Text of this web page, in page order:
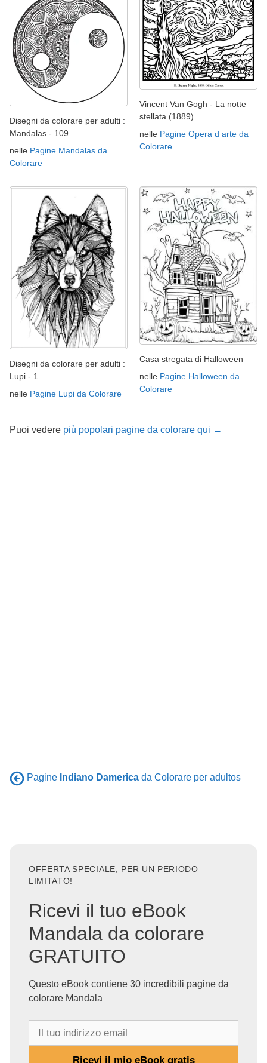
Disegni da colorare per adulti :
Mandalas - 109
nelle Pagine Mandalas da
Colorare
Vincent Van Gogh - La notte
stellata (1889)
nelle Pagine Opera d arte da
Colorare
Disegni da colorare per adulti :
Lupi - 1
nelle Pagine Lupi da Colorare
Casa stregata di Halloween
nelle Pagine Halloween da
Colorare
Puoi vedere più popolari pagine da colorare qui →
Pagine Indiano Damerica da Colorare per adultos
OFFERTA SPECIALE, PER UN PERIODO
LIMITATO!
Ricevi il tuo eBook
Mandala da colorare
GRATUITO
Questo eBook contiene 30 incredibili pagine da
colorare Mandala
Ricevi il mio eBook gratis